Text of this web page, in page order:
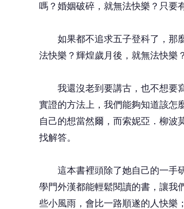
嗎？婚姻破碎，就無法快樂？只要
如果都不追求五子登科了，那麼
法快樂？輝煌歲月後，就無法快樂？
我還沒老到要講古，也不想要寫
實證的方法上，我們能夠知道該怎
自己的想當然爾，而索妮亞．柳
找解答。
這本書裡頭除了她自己的一手研
學門外漢都能輕鬆閱讀的書，讓我
些小風雨，會比一路順遂的人快樂